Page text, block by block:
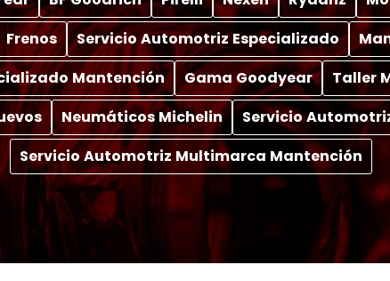
Frenos Servicio Automotriz Especializado
Mantención Gama Goodyear
Taller
Neumáticos Michelin
Servicio
Servicio Automotriz Multimarca Mantención